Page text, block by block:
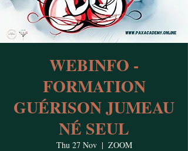
WEBINFO -
FORMATION
GUÉRISON JUMEAU
NÉ SEUL
Thu 27 Nov
  |
ZOOM